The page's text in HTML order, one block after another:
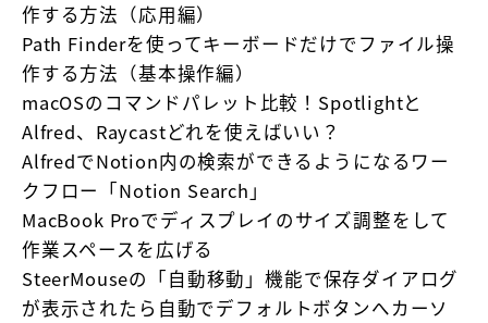
作する方法（応用編）
Path Finderを使ってキーボードだけでファイル操
作する方法（基本操作編）
macOSのコマンドパレット比較！Spotlightと
Alfred、Raycastどれを使えばいい？
AlfredでNotion内の検索ができるようになるワー
クフロー「Notion Search」
MacBook Proでディスプレイのサイズ調整をして
作業スペースを広げる
SteerMouseの「自動移動」機能で保存ダイアログ
が表示されたら自動でデフォルトボタンへカーソ